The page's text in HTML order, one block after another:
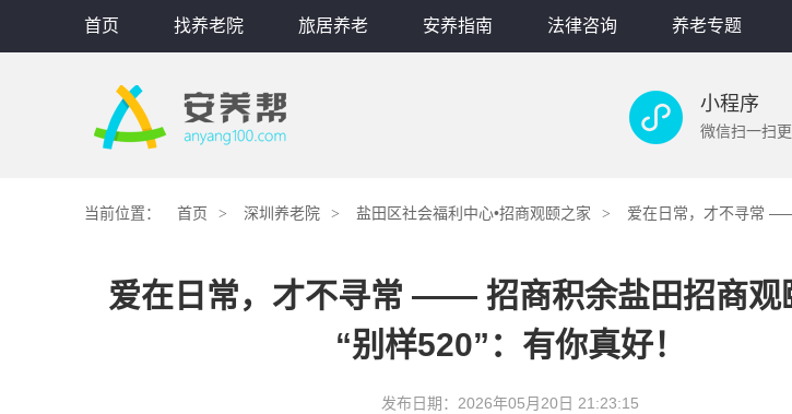
首页 找养老院 旅居养老 安养指南 法律咨询 养老专题
小程序
微信扫一扫
当前位置： 首页 深圳养老院 盐田区社会福利中心•招商观颐之家 爱在日常，才不寻常
爱在日常，才不寻常 —— 招商积余盐田招商观
“别样520”：有你真好！
发布日期： 2026年05月20日 21:23:15